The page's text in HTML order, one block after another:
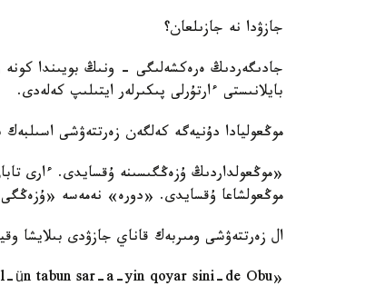
جازۋدا نە جازىلعان؟
جادىگەردىڭ ەرەكشەلىگى - ونىڭ بويىندا كونە
بايلانىستى ءارتۇرلى پىكىرلەر ايتىلىپ كەلەدى.
موڭعوليادا دۇنيەگە كەلگەن زەرتتەۋشى
«موڭعولداردىڭ ۇزەڭگىسىنە ۇقسايدى. ءارى
موڭعولشاعا ۇقسايدى. «دورە» نەمەسە
ال زەرتتەۋشى ومىربەك قاناي جازۋدى بىلايشا